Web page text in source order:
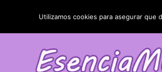
TENDENCIAS: La blefaroplastia
Utilizamos cookies para asegurar que